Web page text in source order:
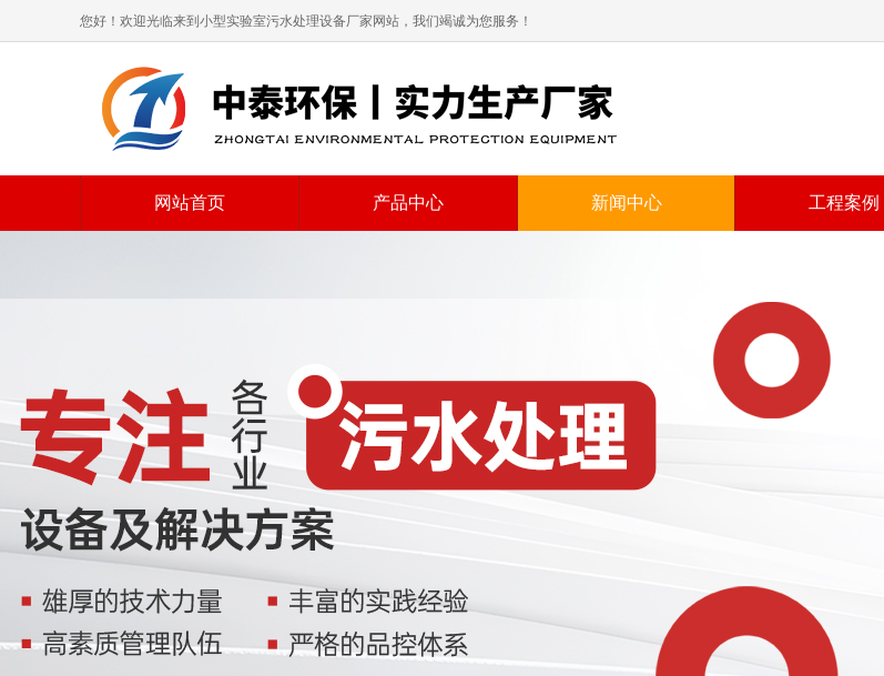
您好！欢迎光临来到小型实验室污水处理设备厂家网站，我们竭诚为您服务！
网站首页 产品中心 新闻中心 工程案例